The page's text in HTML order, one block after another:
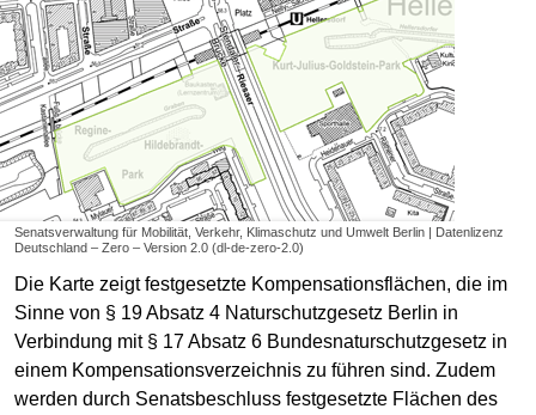
Senatsverwaltung für Mobilität, Verkehr, Klimaschutz und Umwelt Berlin | Datenlizenz
Deutschland – Zero – Version 2.0 (dl-de-zero-2.0)
Die Karte zeigt festgesetzte Kompensationsflächen, die im
Sinne von § 19 Absatz 4 Naturschutzgesetz Berlin in
Verbindung mit § 17 Absatz 6 Bundesnaturschutzgesetz in
einem Kompensationsverzeichnis zu führen sind. Zudem
werden durch Senatsbeschluss festgesetzte Flächen des